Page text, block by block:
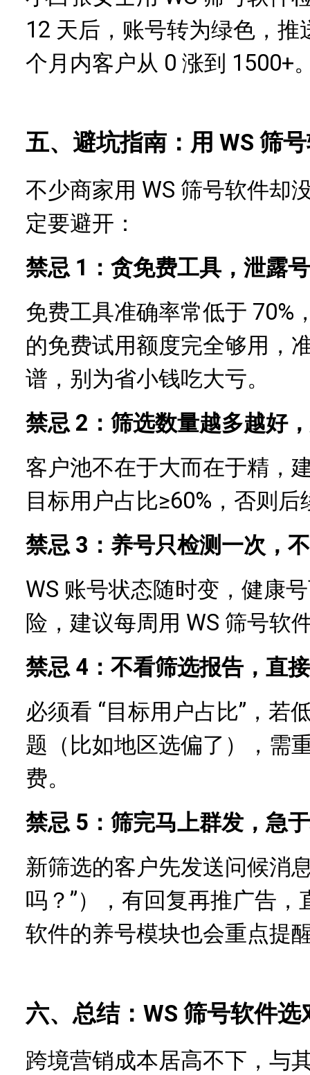
12 天后，账号转为绿色，
个月内客户从 0 涨到 1500+
五、避坑指南：用 WS 筛
不少商家用 WS 筛号软件却
定要避开：
禁忌 1：贪免费工具，泄露
免费工具准确率常低于 70%
的免费试用额度完全够用，
谱，别为省小钱吃大亏。
禁忌 2：筛选数量越多越好
客户池不在于大而在于精，
目标用户占比≥60%，否则
禁忌 3：养号只检测一次，
WS 账号状态随时变，健康
险，建议每周用 WS 筛号软
禁忌 4：不看筛选报告，直
必须看 “目标用户占比”，若
题（比如地区选偏了），需
费。
禁忌 5：筛完马上群发，急
新筛选的客户先发送问候消
吗？”），有回复再推广告
软件的养号模块也会重点提
六、总结：WS 筛号软件
跨境营销成本居高不下，与